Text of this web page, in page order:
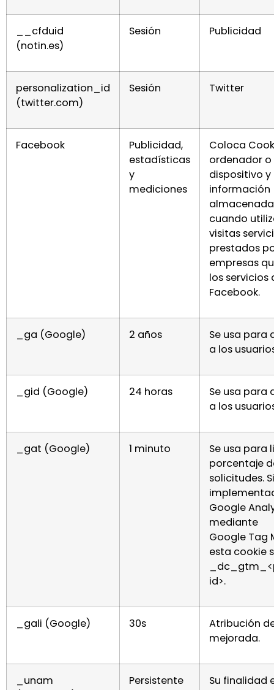
__cfduid
(notin.es)
Sesión Publicidad
personalization_id
(twitter.com)
Sesión Twitter
Facebook
Publicidad,
estadísticas
y
mediciones
Coloca
ordenador o
dispositivo
información
cuando
visitas
prestados
empresas
los servicios
Facebook.
_ga (Google) 2 años
Se usa para
a los
_gid (Google) 24 horas
Se usa para
a los
_gat (Google) 1 minuto
Se usa para
porcentaje
solicitudes.
Google
mediante
Google Tag
esta cookie
id>.
_gali (Google) 30s
Atribución
mejorada.
_unam
Persistente
Su finalidad